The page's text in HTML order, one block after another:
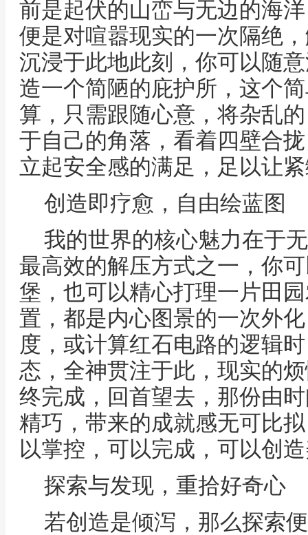
前是起伏的山峦与无边的海
便是对喧嚣现实的一次隔绝
沉浸于此地此刻，你可以随
造一个简陋的庇护所，这个
算，只需跟随心意，将杂乱
于自己的角落，看着四壁合
立起安全感的满足，足以让
创造即疗愈，自由绘蓝图
我的世界的核心魅力在于
最高效的解压方式之一，你
堡，也可以精心打理一片田
置，都是内心图景的一次外
度，或计算红石电路的逻辑
态，全神贯注于此，现实的
终完成，回首望去，那份由
精巧，带来的成就感无可比
以掌控，可以完成，可以创
探索与发现，重拾好奇心
若创造是倾泻，那么探索